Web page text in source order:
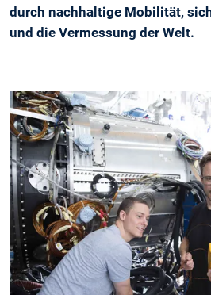
durch nachhaltige Mobilität,
und die Vermessung der Welt.